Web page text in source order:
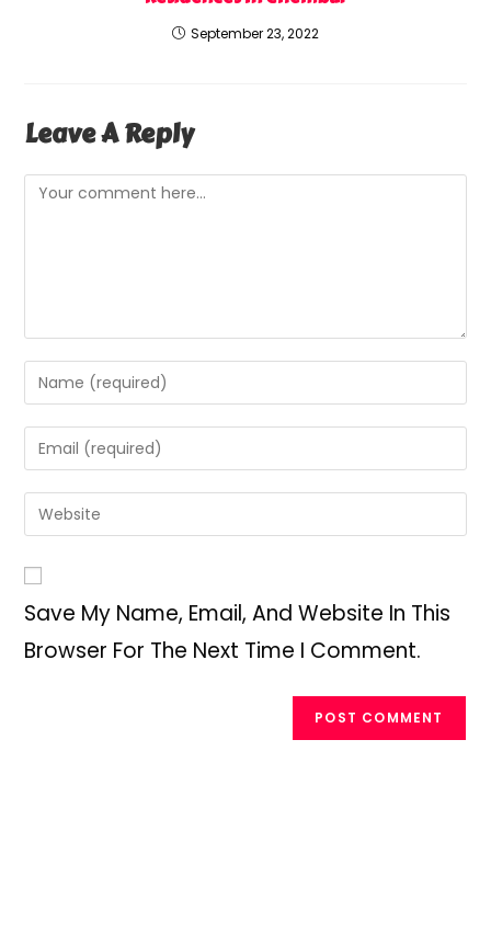
September 23, 2022
Leave A Reply
Comment
Enter
Your
Name
Or
To
Comment
Enter
Your
Email
Address
Enter
Your
URL
(optional)
Save My Name, Email, And Website In This
Browser For The Next Time I Comment.